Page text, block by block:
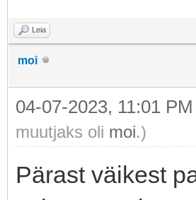
Leia
moi
04-07-2023, 11:01 PM
muutjaks oli moi.)
Pärast väikest